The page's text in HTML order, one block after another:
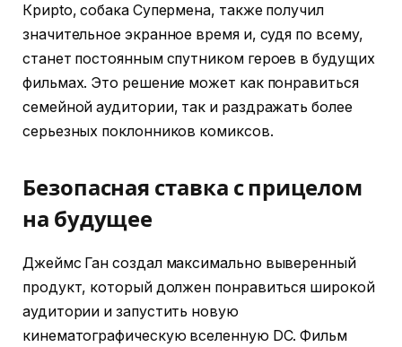
Криpto, собака Супермена, также получил
значительное экранное время и, судя по всему,
станет постоянным спутником героев в будущих
фильмах. Это решение может как понравиться
семейной аудитории, так и раздражать более
серьезных поклонников комиксов.
Безопасная ставка с прицелом
на будущее
Джеймс Ган создал максимально выверенный
продукт, который должен понравиться широкой
аудитории и запустить новую
кинематографическую вселенную DC. Фильм